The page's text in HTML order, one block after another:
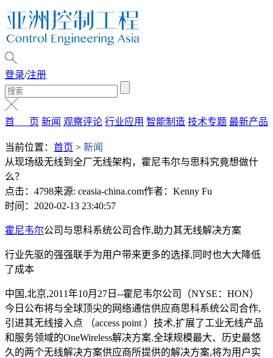
登录/注册
首 页 新闻 观察评论 行业应用 智能制造 技术专题 最新产品
当前位置： 首页 > 新闻
从现场级无线到全厂无线架构，霍尼韦尔与思科究竟想做什
么？
点击：4798来源: ceasia-china.com作者：Kenny Fu
时间：2020-02-13 23:40:57
霍尼韦尔公司与思科系统公司合作,助力其无线解决方案
行业先驱的强强联手为用户带来更多的选择,同时也大大降低
了成本
中国,北京,2011年10月27日--霍尼韦尔公司（NYSE：HON）
今日公布将与全球顶尖的网络通信供应商思科系统公司合作,
引进其无线接入点 （access point ）技术,扩展了工业无线产品
和服务领域的OneWireless解决方案.全球规模最大、历史最悠
久的两个无线解决方案供应商所提供的解决方案,将为用户实